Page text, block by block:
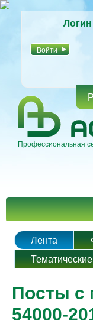
Логин
Профессиональная
Главное меню
Лента
Тематические
Посты с
54000-